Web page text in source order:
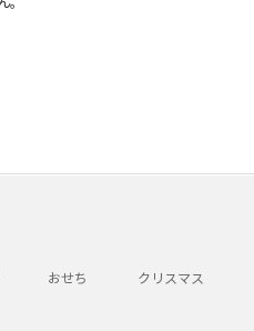
おせち クリスマス